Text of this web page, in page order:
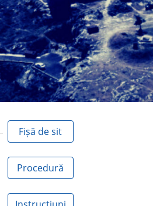
Fișă de sit
Procedură